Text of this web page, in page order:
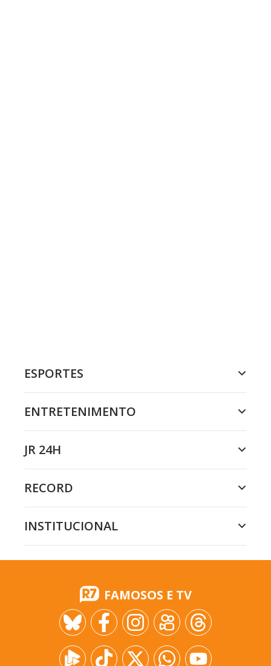
ESPORTES
ENTRETENIMENTO
JR 24H
RECORD
INSTITUCIONAL
FAMOSOS E TV